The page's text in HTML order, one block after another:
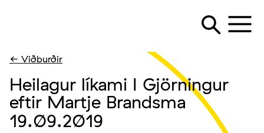
← Viðburðir
Heilagur líkami I Gjörningur
eftir Martje Brandsma
19.09.2019